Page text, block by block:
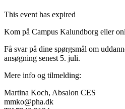
This event has expired
Kom på Campus Kalundborg eller
Få svar på dine spørgsmål om
ansøgning senest 5. juli.
Mere info og tilmelding:
Martina Koch, Absalon CES
mmko@pha.dk